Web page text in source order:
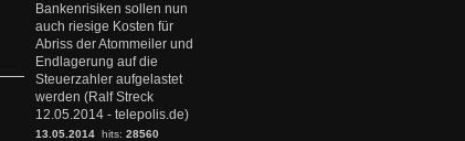
Bankenrisiken sollen nun
auch riesige Kosten für
Abriss der Atommeiler und
Endlagerung auf die
Steuerzahler aufgelastet
werden (Ralf Streck
12.05.2014 - telepolis.de)
13.05.2014 hits: 28560